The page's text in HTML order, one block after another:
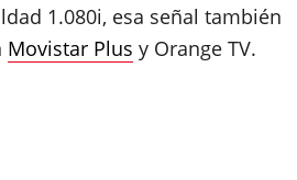
1.080i, esa señal también
Movistar Plus y Orange TV.